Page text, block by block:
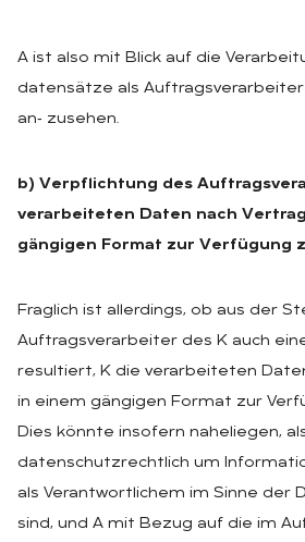
A ist also mit Blick auf die
datensätze als Auftragsverarbeiter
an‑ zusehen.
b) Verpflichtung des
verarbeiteten Daten nach
gängigen Format zur Verfügung
Fraglich ist allerdings, ob aus der
Auftragsverarbeiter des K auch
resultiert, K die verarbeiteten
in einem gängigen Format zur
Dies könnte insofern naheliegen,
datenschutzrechtlich um
als Verantwortlichem im Sinne der
sind, und A mit Bezug auf die im